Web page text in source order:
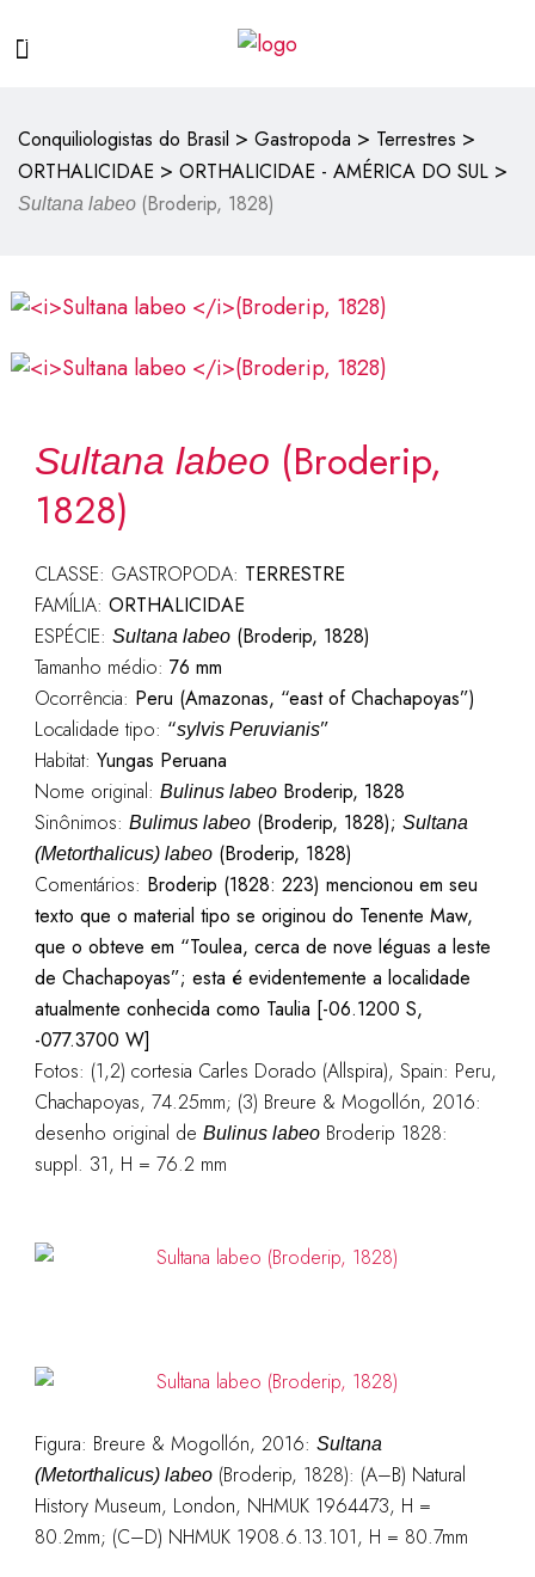
Conquiliologistas do Brasil > Gastropoda > Terrestres >
ORTHALICIDAE > ORTHALICIDAE - AMÉRICA DO SUL >
Sultana labeo (Broderip, 1828)
Sultana labeo (Broderip,
1828)
CLASSE: GASTROPODA: TERRESTRE
FAMÍLIA: ORTHALICIDAE
ESPÉCIE: Sultana labeo(Broderip, 1828)
Tamanho médio: 76 mm
Ocorrência: Peru (Amazonas, “east of Chachapoyas”)
Localidade tipo: “sylvis Peruvianis”
Habitat: Yungas Peruana
Nome original: Bulinus labeoBroderip, 1828
Sinônimos: Bulimus labeo(Broderip, 1828); Sultana
(Metorthalicus) labeo(Broderip, 1828)
Comentários: Broderip (1828: 223) mencionou em seu
texto que o material tipo se originou do Tenente Maw,
que o obteve em “Toulea, cerca de nove léguas a leste
de Chachapoyas”; esta é evidentemente a localidade
atualmente conhecida como Taulia [-06.1200 S,
-077.3700 W]
Fotos: (1,2) cortesia Carles Dorado (Allspira), Spain: Peru,
Chachapoyas, 74.25mm; (3) Breure & Mogollón, 2016:
desenho original de Bulinus labeoBroderip 1828:
suppl. 31, H = 76.2 mm
Figura: Breure & Mogollón, 2016: Sultana
(Metorthalicus) labeo(Broderip, 1828): (A–B) Natural
History Museum, London, NHMUK 1964473, H =
80.2mm; (C–D) NHMUK 1908.6.13.101, H = 80.7mm